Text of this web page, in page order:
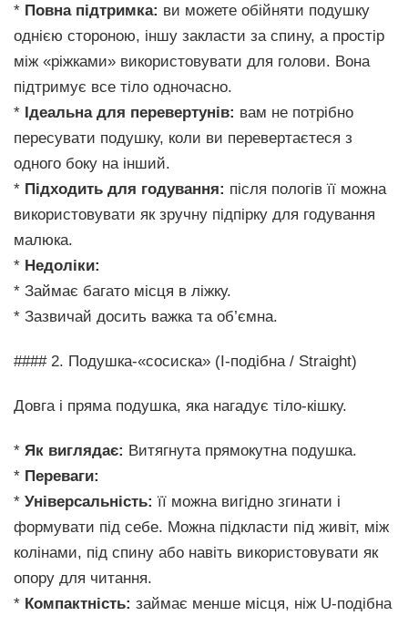
* Повна підтримка: ви можете обійняти подушку
однією стороною, іншу закласти за спину, а простір
між «ріжками» використовувати для голови. Вона
підтримує все тіло одночасно.
* Ідеальна для перевертунів: вам не потрібно
пересувати подушку, коли ви перевертаєтеся з
одного боку на інший.
* Підходить для годування: після пологів її можна
використовувати як зручну підпірку для годування
малюка.
* Недоліки:
* Займає багато місця в ліжку.
* Зазвичай досить важка та об’ємна.
#### 2. Подушка-«сосиска» (I-подібна / Straight)
Довга і пряма подушка, яка нагадує тіло-кішку.
* Як виглядає: Витягнута прямокутна подушка.
* Переваги:
* Універсальність: її можна вигідно згинати і
формувати під себе. Можна підкласти під живіт, між
колінами, під спину або навіть використовувати як
опору для читання.
* Компактність: займає менше місця, ніж U-подібна